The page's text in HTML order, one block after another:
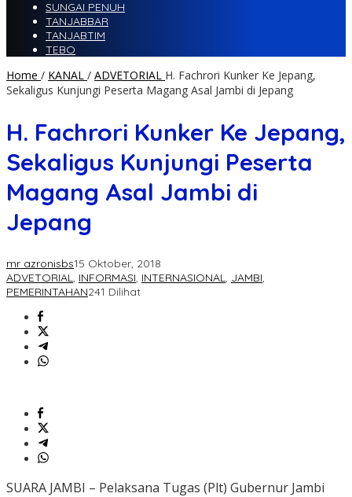
SUNGAI PENUH
TANJABBAR
TANJABTIM
TEBO
Home / KANAL / ADVETORIAL H. Fachrori Kunker Ke Jepang,
Sekaligus Kunjungi Peserta Magang Asal Jambi di Jepang
H. Fachrori Kunker Ke Jepang,
Sekaligus Kunjungi Peserta
Magang Asal Jambi di
Jepang
mr azronisbs15 Oktober, 2018
ADVETORIAL, INFORMASI, INTERNASIONAL, JAMBI,
PEMERINTAHAN241 Dilihat
SUARA JAMBI – Pelaksana Tugas (Plt) Gubernur Jambi